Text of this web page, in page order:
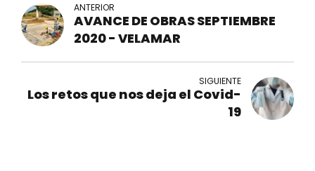
ANTERIOR
AVANCE DE OBRAS SEPTIEMBRE
2020 - VELAMAR
SIGUIENTE
Los retos que nos deja el Covid-
19